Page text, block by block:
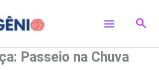
Passeio na Chuva